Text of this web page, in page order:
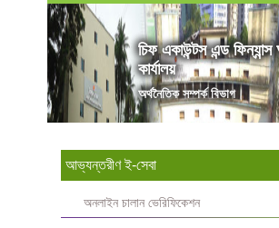
চিফ একাউন্টস এন্ড
কার্যালয়
অৰ্থনৈতিক সম্পর্ক বিভাগ
আভ্যন্তরীণ ই-সেবা
অনলাইন চালান ভেরিফিকেশন